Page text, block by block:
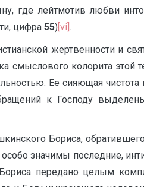
где лейтмотив любви
цифра 55) [vi] .
жертвенности и
смыслового колорита этой
Ее сияющая
к Господу
Бориса,
особо значимы последние,
передано целым